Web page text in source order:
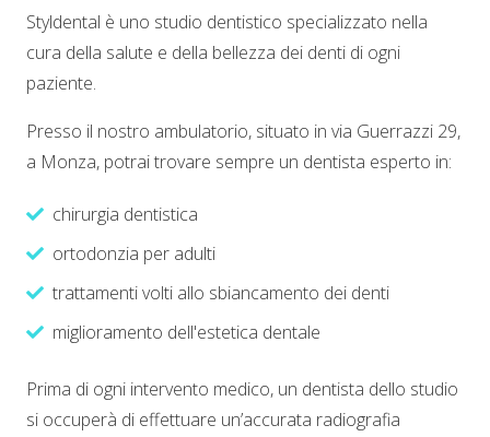
Styldental è uno studio dentistico specializzato nella
cura della salute e della bellezza dei denti di ogni
paziente.
Presso il nostro ambulatorio, situato in via Guerrazzi 29,
a Monza, potrai trovare sempre un dentista esperto in:
chirurgia dentistica
ortodonzia per adulti
trattamenti volti allo sbiancamento dei denti
miglioramento dell'estetica dentale
Prima di ogni intervento medico, un dentista dello studio
si occuperà di effettuare un’accurata radiografia